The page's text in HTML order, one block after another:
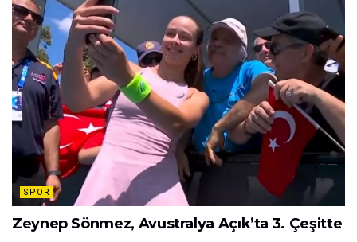
SPOR
Zeynep Sönmez, Avustralya Açık’ta 3. Çeşitte